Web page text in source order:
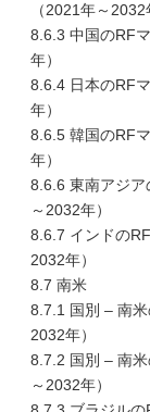
（2021年～2032
8.6.3 中国のRF
年）
8.6.4 日本のRF
年）
8.6.5 韓国のRF
年）
8.6.6 東南アジ
～2032年）
8.6.7 インドの
2032年）
8.7 南米
8.7.1 国別 – 南
2032年）
8.7.2 国別 – 南
～2032年）